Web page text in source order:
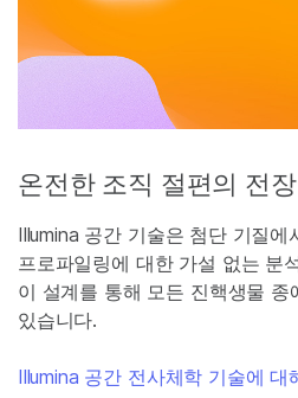
온전한 조직 절편의 전
Illumina 공간 기술은 첨단 기질에
프로파일링에 대한 가설 없는 분
이 설계를 통해 모든 진핵생물
있습니다.
Illumina 공간 전사체학 기술에 대